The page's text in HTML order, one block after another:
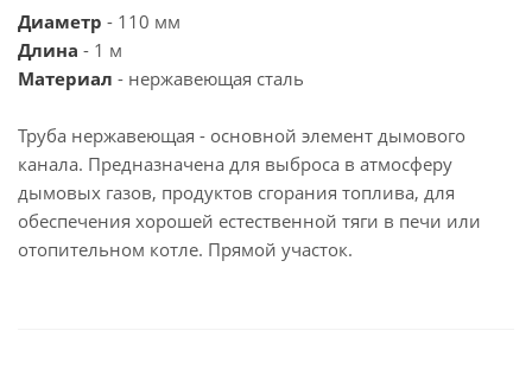
Диаметр - 110 мм
Длина - 1 м
Материал - нержавеющая сталь
Труба нержавеющая - основной элемент дымового
канала. Предназначена для выброса в атмосферу
дымовых газов, продуктов сгорания топлива, для
обеспечения хорошей естественной тяги в печи или
отопительном котле. Прямой участок.